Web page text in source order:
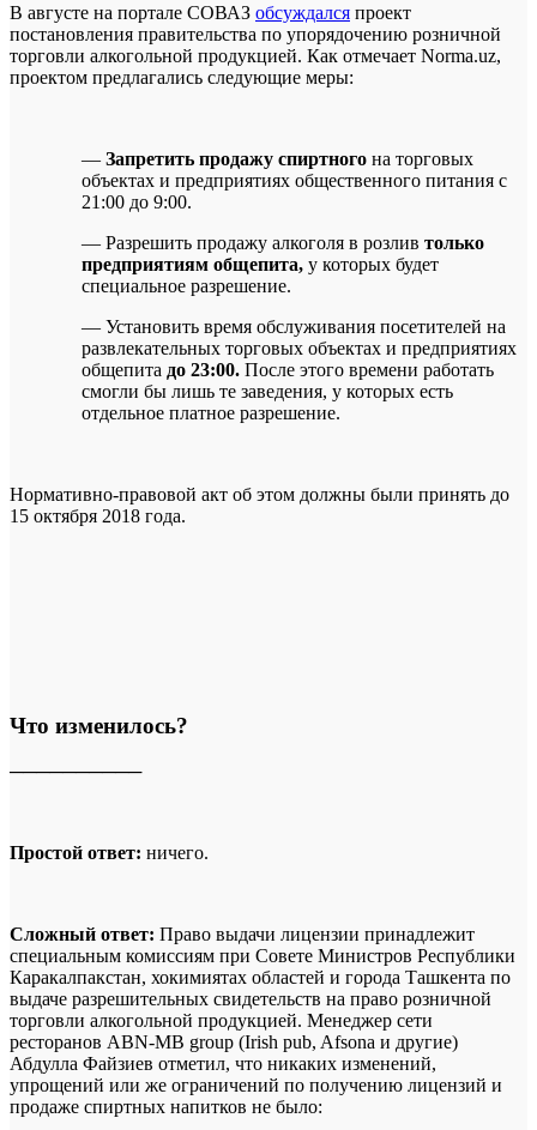
В августе на портале СОВАЗ обсуждался проект
постановления правительства по упорядочению розничной
торговли алкогольной продукцией. Как отмечает Norma.uz,
проектом предлагались следующие меры:
— Запретить продажу спиртного на торговых
объектах и предприятиях общественного питания с
21:00 до 9:00.
— Разрешить продажу алкоголя в розлив только
предприятиям общепита, у которых будет
специальное разрешение.
— Установить время обслуживания посетителей на
развлекательных торговых объектах и предприятиях
общепита до 23:00. После этого времени работать
смогли бы лишь те заведения, у которых есть
отдельное платное разрешение.
Нормативно-правовой акт об этом должны были принять до
15 октября 2018 года.
Что изменилось?
──────────
Простой ответ: ничего.
Сложный ответ: Право выдачи лицензии принадлежит
специальным комиссиям при Совете Министров Республики
Каракалпакстан, хокимиятах областей и города Ташкента по
выдаче разрешительных свидетельств на право розничной
торговли алкогольной продукцией. Менеджер сети
ресторанов ABN-MB group (Irish pub, Afsona и другие)
Абдулла Файзиев отметил, что никаких изменений,
упрощений или же ограничений по получению лицензий и
продаже спиртных напитков не было: